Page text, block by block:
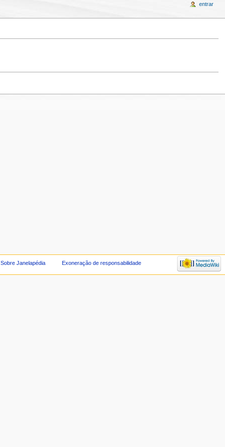
entrar
Sobre Janelapédia Exoneração de responsabilidade